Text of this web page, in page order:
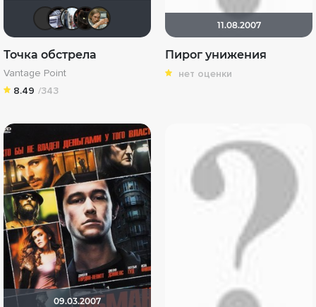
MEN id95924809
polnyy_pesec
d7d7
Точка обстрела
Vantage Point
8.49 /343
11.08.2007
Пирог унижения
нет оценки
09.03.2007